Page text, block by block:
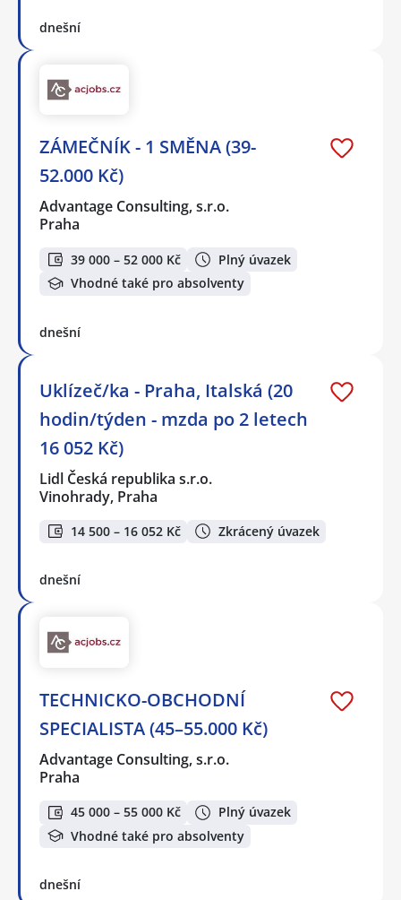
dnešní
ZÁMEČNÍK - 1 SMĚNA (39-
52.000 Kč)
Advantage Consulting, s.r.o.
Praha
39 000 – 52 000 Kč
Plný úvazek
Vhodné také pro absolventy
dnešní
Uklízeč/ka - Praha, Italská (20
hodin/týden - mzda po 2 letech
16 052 Kč)
Lidl Česká republika s.r.o.
Vinohrady, Praha
14 500 – 16 052 Kč Zkrácený úvazek
dnešní
TECHNICKO-OBCHODNÍ
SPECIALISTA (45–55.000 Kč)
Advantage Consulting, s.r.o.
Praha
45 000 – 55 000 Kč
Plný úvazek
Vhodné také pro absolventy
dnešní